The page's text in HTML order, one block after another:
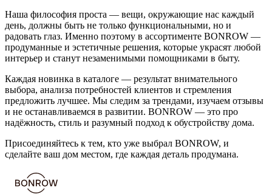
Наша философия проста — вещи, окружающие нас каждый
день, должны быть не только функциональными, но и
радовать глаз. Именно поэтому в ассортименте BONROW —
продуманные и эстетичные решения, которые украсят любой
интерьер и станут незаменимыми помощниками в быту.
Каждая новинка в каталоге — результат внимательного
выбора, анализа потребностей клиентов и стремления
предложить лучшее. Мы следим за трендами, изучаем отзывы
и не останавливаемся в развитии. BONROW — это про
надёжность, стиль и разумный подход к обустройству дома.
Присоединяйтесь к тем, кто уже выбрал BONROW, и
сделайте ваш дом местом, где каждая деталь продумана.